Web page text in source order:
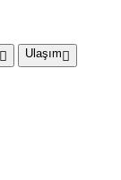
Ulaşım